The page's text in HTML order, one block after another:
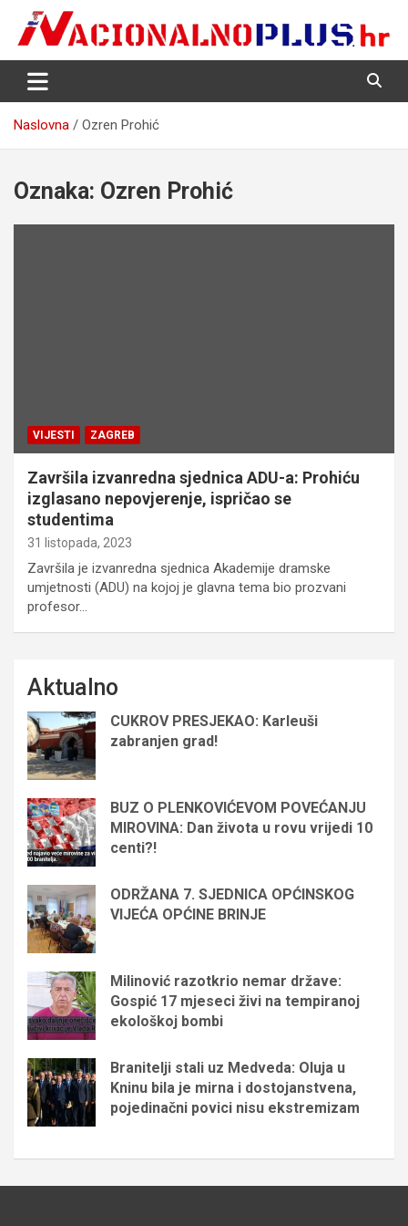
content
NacionalnoPlus.hr
Nacija želi znati više
Naslovna Ozren Prohić
Oznaka: Ozren Prohić
VIJESTI ZAGREB
Završila izvanredna sjednica ADU-a: Prohiću
izglasano nepovjerenje, ispričao se
studentima
31 listopada, 2023
Završila je izvanredna sjednica Akademije dramske
umjetnosti (ADU) na kojoj je glavna tema bio prozvani
profesor…
Aktualno
CUKROV PRESJEKAO: Karleuši
zabranjen grad!
BUZ O PLENKOVIĆEVOM POVEĆANJU
MIROVINA: Dan života u rovu vrijedi 10
centi?!
ODRŽANA 7. SJEDNICA OPĆINSKOG
VIJEĆA OPĆINE BRINJE
Milinović razotkrio nemar države:
Gospić 17 mjeseci živi na tempiranoj
ekološkoj bombi
Branitelji stali uz Medveda: Oluja u
Kninu bila je mirna i dostojanstvena,
pojedinačni povici nisu ekstremizam